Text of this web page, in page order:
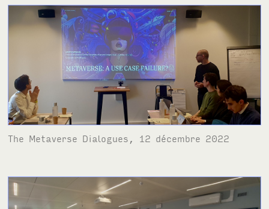
The Metaverse Dialogues, 12 décembre 2022